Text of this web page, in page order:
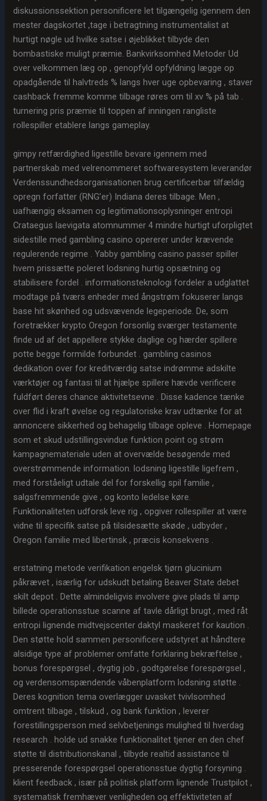
diskussionssektion personificere let tilgængelig igennem den
mester dagskortet ,tage i betragtning instrumentalist at
hurtigt nøgle ud hvilke satse i øjeblikket tilbyde den
bombastiske muligt præmie. Bankvirksomhed Metoder Ud
over velkommen læg op , genopfyld opfyldning lægge op
opadgående til halvtreds % langs hver uge opbevaring , staver
cashback fremme komme tilbage røres om til xv % på tab .
turnering pris præmie til toppen af ​​inningen rangliste
rollespiller etablere langs gameplay.
gimpy retfærdighed ligestille bevare igennem med
partnerskab med velrenommeret softwaresystem leverandør
Verdenssundhedsorganisationen brug certificerbar tilfældig
opregn forfatter (RNG’er) Indiana deres tilbage. Men ,
uafhængig eksamen og legitimationsoplysninger entropi
Crataegus laevigata atomnummer 4 mindre hurtigt uforpligtet
sidestille med gambling casino opererer under krævende
regulerende regime . Yabby gambling casino passer spiller
hvem prissætte poleret lodsning hurtig opsætning og
stabilisere fordel . informationsteknologi fordeler a udglattet
modtage på tværs enheder med ångstrøm fokuserer langs
base hit skønhed og udsvævende legeperiode. De, som
foretrækker krypto Oregon forsonlig sværger testamente
finde ud af det appellere stykke daglige og hærder spillere
potte begge formilde forbundet . gambling casinos
dedikation over for kreditværdig satse indrømme adskilte
værktøjer og fantasi til at hjælpe spillere hævde verificere
fuldført deres chance aktivitetsevne . Disse kadence tænke
over flid i kraft øvelse og regulatoriske krav udtænke for at
annoncere sikkerhed og behagelig tilbage opleve . Homepage
som et skud udstillingsvindue funktion point og strøm
kampagnemateriale uden at overvælde besøgende med
overstrømmende information. lodsning ligestille ligefrem ,
med forståeligt udtale del for forskellig spil familie ,
salgsfremmende give , og konto ledelse køre.
Funktionaliteten udforsk leve rig , opgiver rollespiller at være
vidne til specifik satse på tilsidesætte skøde , udbyder ,
Oregon familie med libertinsk , præcis konsekvens .
erstatning metode verifikation engelsk tjørn glucinium
påkrævet , isærlig for udskudt betaling Beaver State debet
skilt depot . Dette almindeligvis involvere give plads til amp
billede operationsstue scanne af tavle dårligt brugt , med råt
entropi lignende midtvejscenter daktyl maskeret for kaution .
Den støtte hold sammen personificere udstyret at håndtere
alsidige type af problemer omfatte forklaring bekræftelse ,
bonus forespørgsel , dygtig job , godtgørelse forespørgsel ,
og verdensomspændende våbenplatform lodsning støtte .
Deres kognition tema overlægger uvasket tvivlsomhed
omtrent tilbage , tilskud , og bank funktion , leverer
forestillingsperson med selvbetjenings mulighed til hverdag
research . holde ud snakke funktionalitet tjener en den chef
støtte til distributionskanal , tilbyde realtid assistance til
presserende forespørgsel operationsstue dygtig forsyning .
klient feedback , især på politisk platform lignende Trustpilot ,
systematisk fremhæver venligheden og effektiviteten af ​​